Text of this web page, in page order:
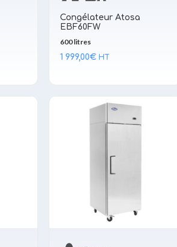
Congélateur Atosa
EBF60FW
600 litres
1 999,00€ HT